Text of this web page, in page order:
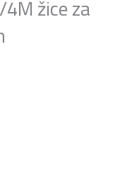
žice za